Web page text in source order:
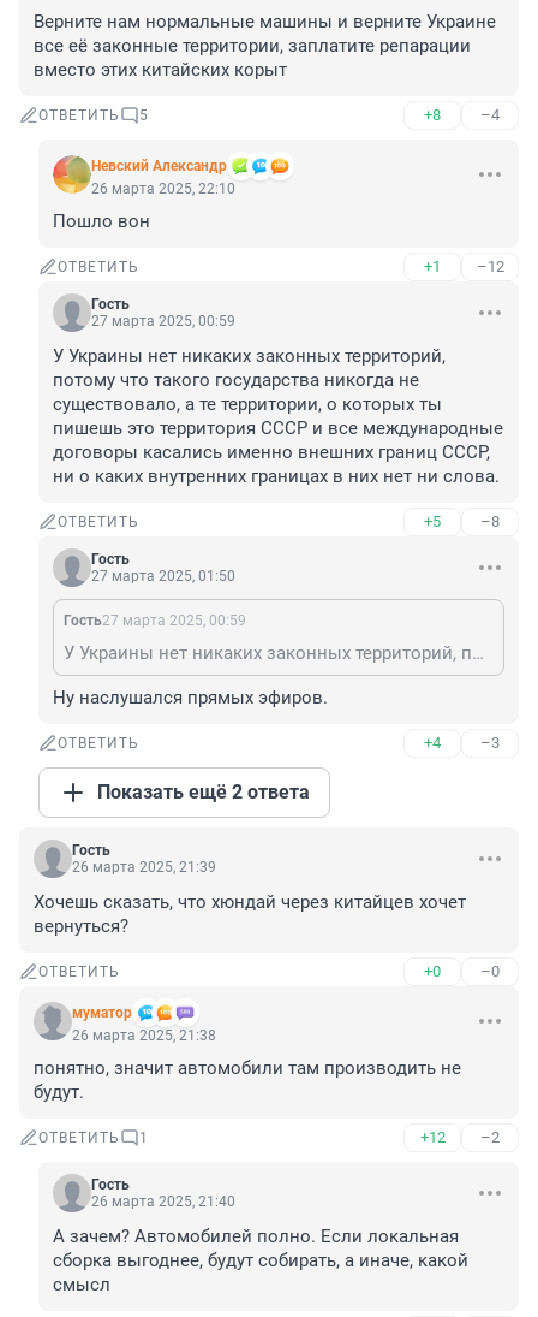
Верните нам нормальные машины и верните Украине
все её законные территории, заплатите репарации
вместо этих китайских корыт
ОТВЕТИТЬ 5 +8 –4
Невский Александр
26 марта 2025, 22:10
Пошло вон
ОТВЕТИТЬ +1 –12
Гость
27 марта 2025, 00:59
У Украины нет никаких законных территорий,
потому что такого государства никогда не
существовало, а те территории, о которых ты
пишешь это территория СССР и все международные
договоры касались именно внешних границ СССР,
ни о каких внутренних границах в них нет ни слова.
ОТВЕТИТЬ +5 –8
Гость
27 марта 2025, 01:50
Гость27 марта 2025, 00:59
У Украины нет никаких законных территорий, потому что такого государства никогда не существовало, а те территории, о которых ты пишешь это территория СССР и все международные договоры касались именно внешних границ СССР, ни о каких внутренних границах в них нет ни слова.
Ну наслушался прямых эфиров.
ОТВЕТИТЬ +4 –3
Показать ещё 2 ответа
Гость
26 марта 2025, 21:39
Хочешь сказать, что хюндай через китайцев хочет
вернуться?
ОТВЕТИТЬ +0 –0
муматор
26 марта 2025, 21:38
понятно, значит автомобили там производить не
будут.
ОТВЕТИТЬ 1 +12 –2
Гость
26 марта 2025, 21:40
А зачем? Автомобилей полно. Если локальная
сборка выгоднее, будут собирать, а иначе, какой
смысл